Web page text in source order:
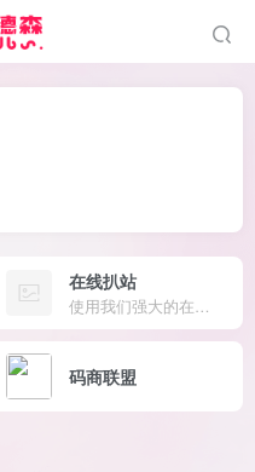
在线扒站
使用我们强大的在线网站下载器工具，轻松下载任何网站的完整源代码，包括HTML、CSS、JavaScript
码商联盟